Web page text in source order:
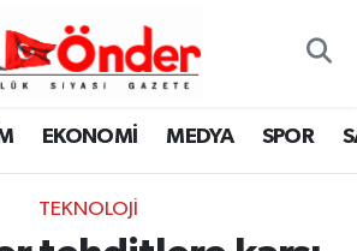
EKONOMİ MEDYA SPOR
TEKNOLOJI
Eczaneler
Vakitleri